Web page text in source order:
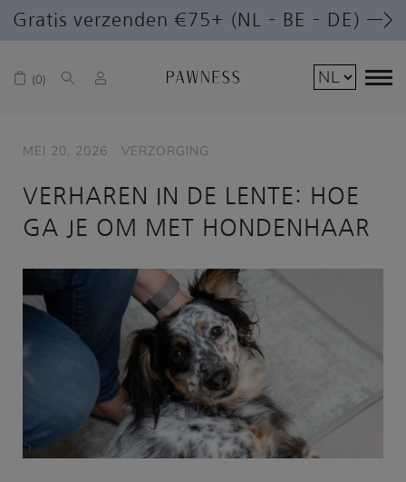
Gratis verzenden €75+ (NL – BE – DE) —>
0
MEI 20, 2026 VERZORGING
VERHAREN IN DE LENTE: HOE
GA JE OM MET HONDENHAAR